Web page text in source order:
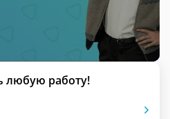
работу!